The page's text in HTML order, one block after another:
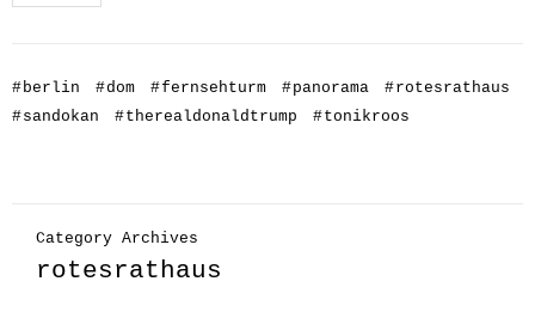
#berlin #dom #fernsehturm #panorama #rotesrathaus
#sandokan #therealdonaldtrump #tonikroos
Category Archives
rotesrathaus